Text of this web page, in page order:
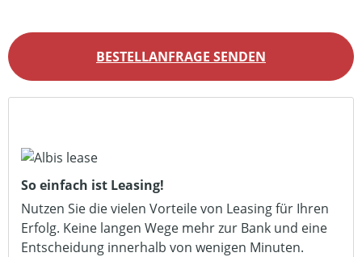
BESTELLANFRAGE SENDEN
So einfach ist Leasing!
Nutzen Sie die vielen Vorteile von Leasing für Ihren
Erfolg. Keine langen Wege mehr zur Bank und eine
Entscheidung innerhalb von wenigen Minuten.